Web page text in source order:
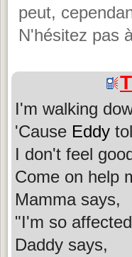
peut,
N'hésitez pas
I'm walking
'Cause Eddy
I don't feel
Come on help
Mamma says,
"I'm so
Daddy says,